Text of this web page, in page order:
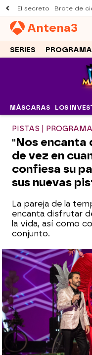
El secreto Brote de
Antena3
SERIES
MÁSCARAS LOS
PISTAS |
"Nos encanta
de vez en
confiesa su
sus nuevas
La pareja de la
encanta disfrutar
la vida, así como
conjunto.
Patri Bea
Publicado:06